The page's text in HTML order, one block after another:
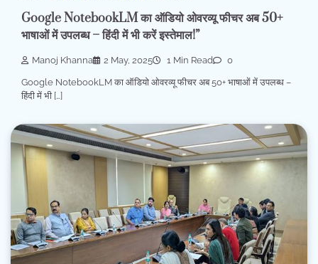
Google NotebookLM का ऑडियो ओवरव्यू फीचर अब 50+
भाषाओं में उपलब्ध – हिंदी में भी करें इस्तेमाल!”
Manoj Khanna 2 May, 2025 1 Min Read 0
Google NotebookLM का ऑडियो ओवरव्यू फीचर अब 50+ भाषाओं में उपलब्ध –
हिंदी में भी […]